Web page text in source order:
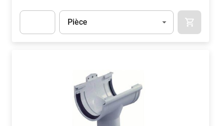
Unité
Pièce